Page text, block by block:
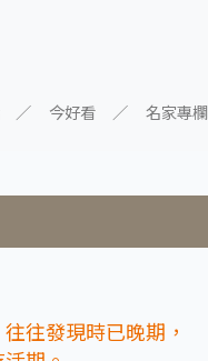
今好看 名家專欄
往發現時已晚期，